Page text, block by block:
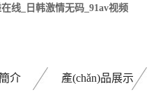
线_日韩激情无码_91av视频
介 產(chǎn)品展示